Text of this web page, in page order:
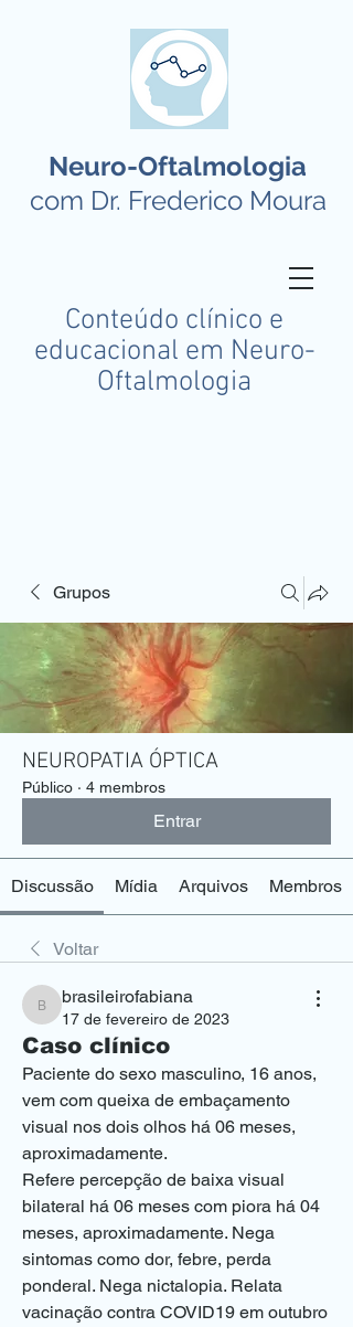
Neuro-Oftalmologia
com Dr. Frederico Moura
Conteúdo clínico e
educacional em Neuro-
Oftalmologia
Grupos
NEUROPATIA ÓPTICA
Público · 4 membros
Entrar
Discussão Mídia Arquivos Membros
Voltar
brasileirofabiana
brasileirofabiana
17 de fevereiro de 2023
Caso clínico
Paciente do sexo masculino, 16 anos,
vem com queixa de embaçamento
visual nos dois olhos há 06 meses,
aproximadamente.
Refere percepção de baixa visual
bilateral há 06 meses com piora há 04
meses, aproximadamente. Nega
sintomas como dor, febre, perda
ponderal. Nega nictalopia. Relata
vacinação contra COVID19 em outubro